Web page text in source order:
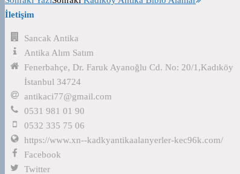
İletişim
Sancak Antika
Antika Alım Satım
Fenerbahçe, Dr. Faruk Ayanoğlu Cd. No: 20/1,Kadıköy
İstanbul 34724
antikaci77@gmail.com
0531 981 01 90
0532 335 75 06
https://www.xn--kadkyantikaalanyerler-kec96k.com/
Facebook
Twitter